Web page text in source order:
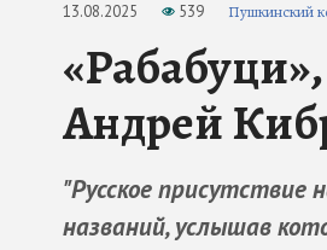
13.08.2025 539 Пушкинский
Андрей
"Русское присутствие
названий, услышав